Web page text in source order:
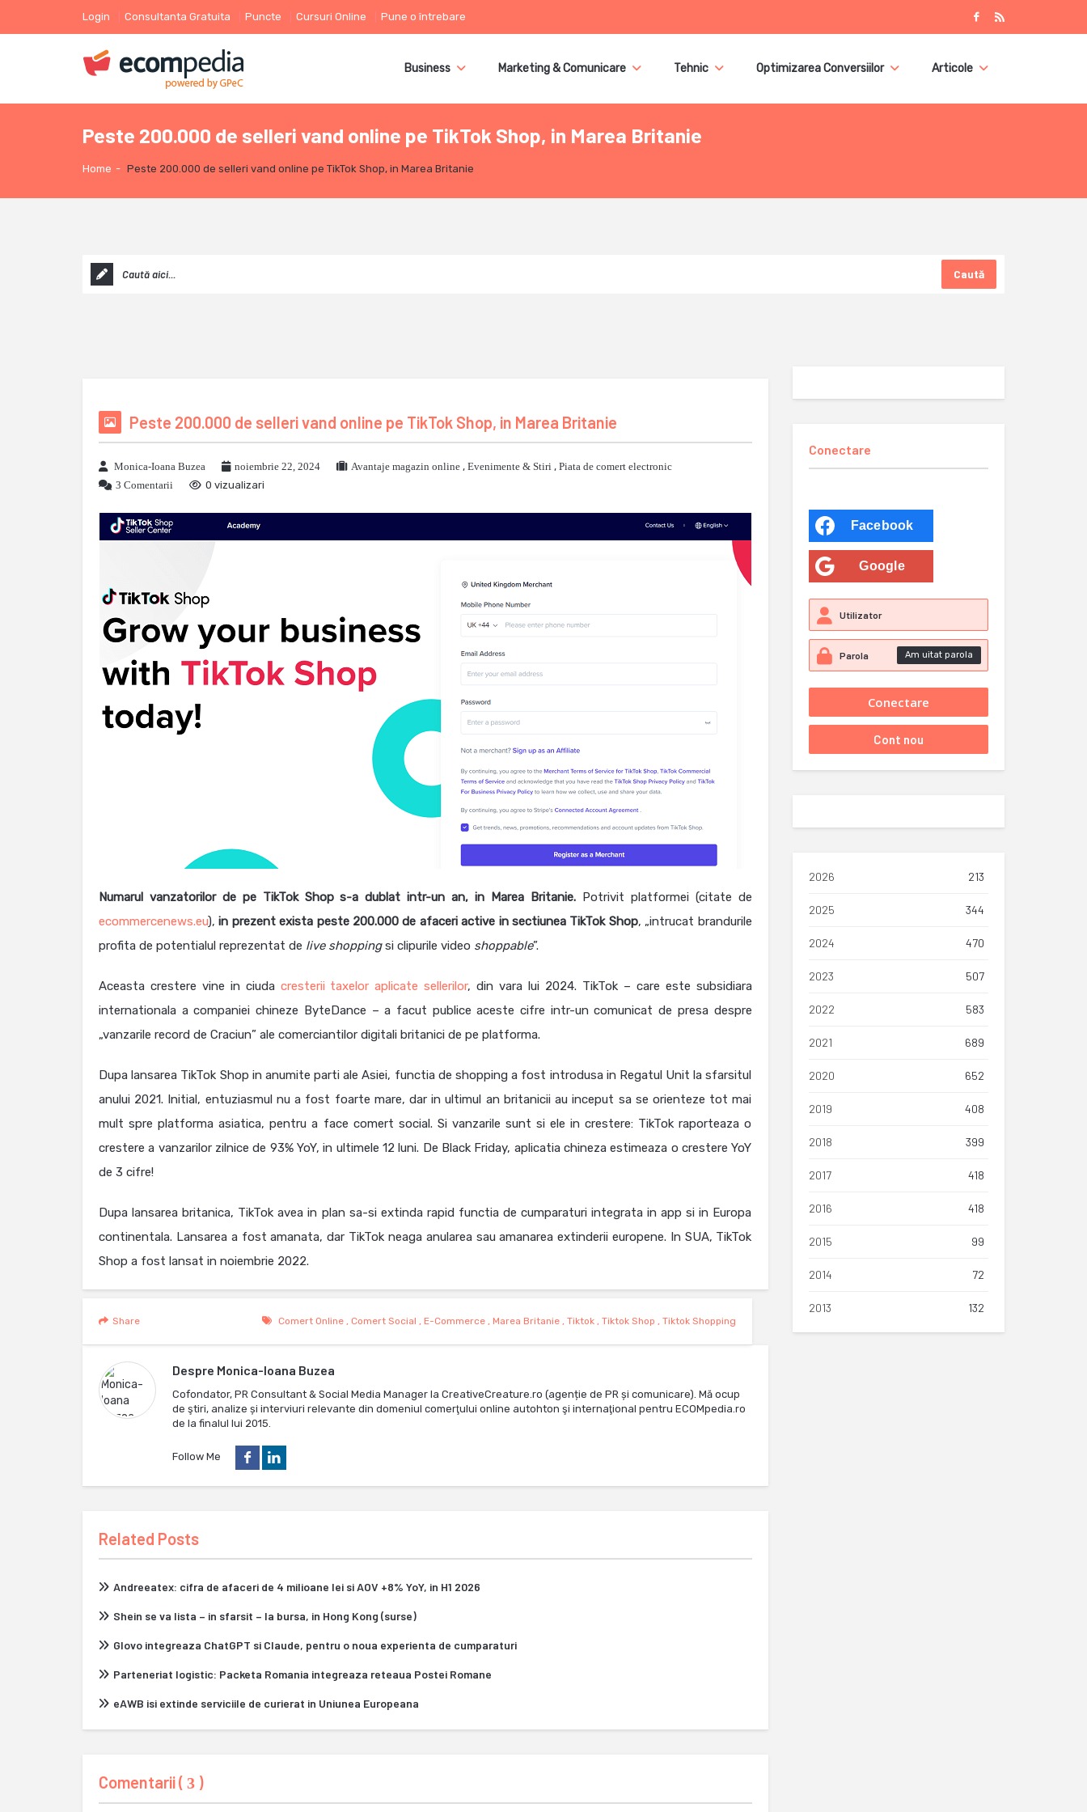
Login Consultanta Gratuita Puncte Cursuri Online Pune o întrebare
Business Marketing & Comunicare Tehnic Optimizarea Conversiilor Articole
Peste 200.000 de selleri vand online pe TikTok Shop, in Marea Britanie
Home - Peste 200.000 de selleri vand online pe TikTok Shop, in Marea Britanie
Caută
Peste 200.000 de selleri vand online pe TikTok Shop, in Marea Britanie
Monica-Ioana Buzea noiembrie 22, 2024 Avantaje magazin online , Evenimente & Stiri , Piata de comert electronic
3 Comentarii
0 vizualizari
Numarul vanzatorilor de pe TikTok Shop s-a dublat intr-un an, in Marea Britanie.Potrivit platformei (citate de
ecommercenews.eu),in prezent exista peste 200.000 de afaceri active in sectiunea TikTok Shop, „intrucat brandurile
profita de potentialul reprezentat de live shoppingsi clipurile video shoppable”.
Aceasta crestere vine in ciuda cresterii taxelor aplicate sellerilor, din vara lui 2024. TikTok – care este subsidiara
internationala a companiei chineze ByteDance – a facut publice aceste cifre intr-un comunicat de presa despre
„vanzarile record de Craciun” ale comerciantilor digitali britanici de pe platforma.
Dupa lansarea TikTok Shop in anumite parti ale Asiei, functia de shopping a fost introdusa in Regatul Unit la sfarsitul
anului 2021. Initial, entuziasmul nu a fost foarte mare, dar in ultimul an britanicii au inceput sa se orienteze tot mai
mult spre platforma asiatica, pentru a face comert social. Si vanzarile sunt si ele in crestere: TikTok raporteaza o
crestere a vanzarilor zilnice de 93% YoY, in ultimele 12 luni. De Black Friday, aplicatia chineza estimeaza o crestere YoY
de 3 cifre!
Dupa lansarea britanica, TikTok avea in plan sa-si extinda rapid functia de cumparaturi integrata in app si in Europa
continentala. Lansarea a fost amanata, dar TikTok neaga anularea sau amanarea extinderii europene. In SUA, TikTok
Shop a fost lansat in noiembrie 2022.
Comert Online, Comert Social , E-Commerce, Marea Britanie, Tiktok, Tiktok Shop , Tiktok Shopping
Share
Despre Monica-Ioana Buzea
Cofondator, PR Consultant & Social Media Manager la CreativeCreature.ro (agenție de PR și comunicare). Mă ocup
de ştiri, analize și interviuri relevante din domeniul comerţului online autohton şi internaţional pentru ECOMpedia.ro
de la finalul lui 2015.
Follow Me
Related Posts
Andreeatex: cifra de afaceri de 4 milioane lei si AOV +8% YoY, in H1 2026
Shein se va lista – in sfarsit – la bursa, in Hong Kong (surse)
Glovo integreaza ChatGPT si Claude, pentru o noua experienta de cumparaturi
Parteneriat logistic: Packeta Romania integreaza reteaua Postei Romane
eAWB isi extinde serviciile de curierat in Uniunea Europeana
Comentarii ( 3 )
Conectare
Facebook
Google
Am uitat parola
2026 213
2025 344
2024 470
2023 507
2022 583
2021 689
2020 652
2019 408
2018 399
2017 418
2016 418
2015 99
2014 72
2013 132